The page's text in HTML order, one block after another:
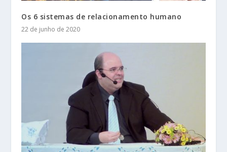
Os 6 sistemas de relacionamento humano
22 de junho de 2020